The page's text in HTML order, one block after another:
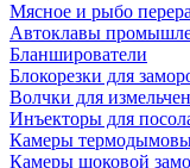
Мясное и рыбо
Автоклавы
Бланширователи
Блокорезки для
Волчки для
Инъекторы для
Камеры
Камеры шоковой